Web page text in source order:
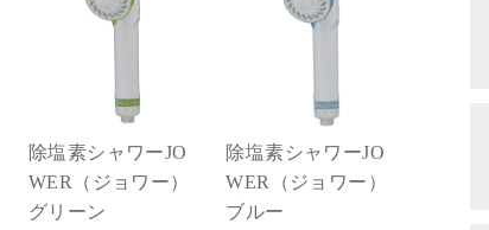
除塩素シャワーJO
WER（ジョワー）
グリーン
除塩素シャワーJO
WER（ジョワー）
ブルー